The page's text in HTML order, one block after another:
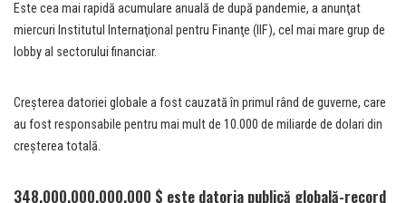
Este cea mai rapidă acumulare anuală de după pandemie, a anunţat
miercuri Institutul Internaţional pentru Finanţe (IIF), cel mai mare grup de
lobby al sectorului financiar.
Creşterea datoriei globale a fost cauzată în primul rând de guverne, care
au fost responsabile pentru mai mult de 10.000 de miliarde de dolari din
creşterea totală.
348.000.000.000.000 $ este datoria publică globală-record